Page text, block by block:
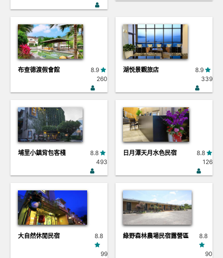
布查德渡假會館
8.9
260
湖悦景觀旅店
8.9
339
埔里小鎮背包客棧
8.8
493
日月潭天月水色民宿
8.8
126
大自然休閒民宿 8.8
99
綠野森林農場民宿露營區 8.8
90